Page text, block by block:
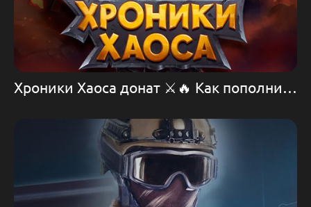
Хроники Хаоса донат ⚔️🔥 Как пополнить игру Хроники Хаоса 💪 Игра Хроники Хаоса